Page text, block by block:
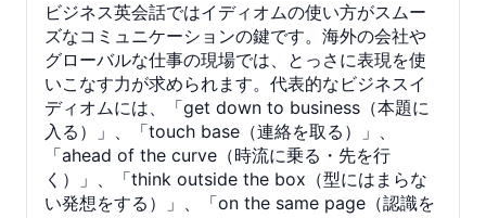
ビジネス英会話ではイディオムの使い方がスムー
ズなコミュニケーションの鍵です。海外の会社や
グローバルな仕事の現場では、とっさに表現を使
いこなす力が求められます。代表的なビジネスイ
ディオムには、「get down to business（本題に
入る）」、「touch base（連絡を取る）」、
「ahead of the curve（時流に乗る・先を行
く）」、「think outside the box（型にはまらな
い発想をする）」、「on the same page（認識を